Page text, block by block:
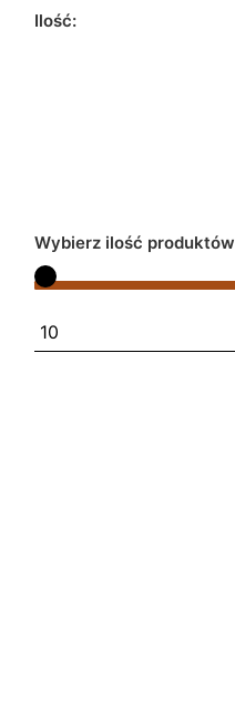
Ilość:
Wybierz ilość produktów